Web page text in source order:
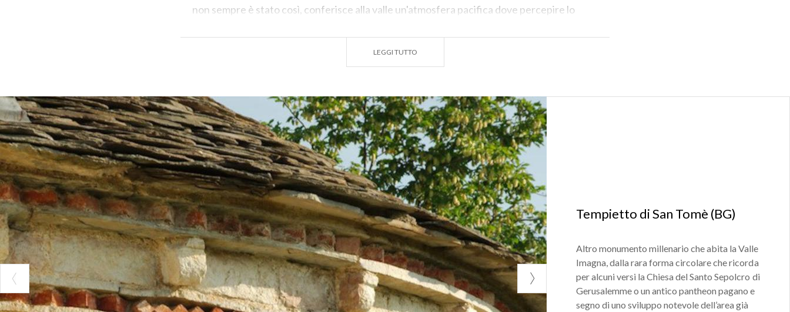
non sempre è stato così, conferisce alla valle un'atmosfera pacifica dove percepire lo
LEGGI TUTTO
Tempietto di San Tomè (BG)
Altro monumento millenario che abita la Valle
Imagna, dalla rara forma circolare che ricorda
per alcuni versi la Chiesa del Santo Sepolcro di
Gerusalemme o un antico pantheon pagano e
segno di uno sviluppo notevole dell’area già